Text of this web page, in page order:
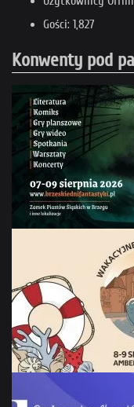
Gości: 1,827
Konwenty pod